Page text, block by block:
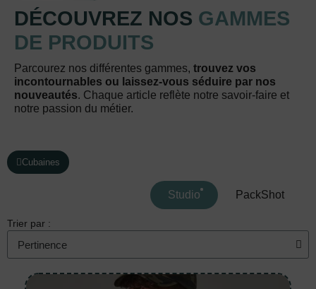
DÉCOUVREZ NOS GAMMES
DE PRODUITS
Parcourez nos différentes gammes, trouvez vos
incontournables ou laissez-vous séduire par nos
nouveautés. Chaque article reflète notre savoir-faire et
notre passion du métier.
Cubaines
Studio PackShot
Trier par :